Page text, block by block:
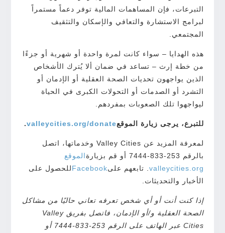
التبرعات، فإن المساهمات المالية توفر دعماً مستمراً
لبرامج الاستشارة والتعافي والإسكان والتثقيف
المجتمعي.
هذه الهدايا – سواء كانت لمرة واحدة أو شهرية أو جزءًا
من خطة إرث – تساعد في ضمان ألا يُترك الأشخاص
الذين يواجهون تحديات الصحة العقلية أو الإدمان أو
التشرد أو الصدمات أو التحولات الكبرى في الحياة
ليواجهوا تلك الصعوبات بمفردهم.
للتبرع، يرجى زيارة الموقعvalleycities.org/donate
.
لمعرفة المزيد عن Valley Cities وخدماتها، اتصل
بالرقم 253-833-7444 أو قم بزيارة
الموقع
valleycities.org . تابعهم علىFacebookللحصول على
الأخبار والتحديثات.
إذا كنت أنت أو أي شخص تعرفه تعاني حاليًا من مشاكل
الصحة العقلية و/أو الإدمان، فاتصل بفريق Valley
Cities عبر الهاتف على الرقم 253-833-7444 أو